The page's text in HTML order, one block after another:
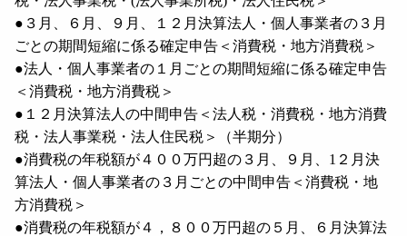
●３月、６月、９月、１２月決算法人・個人事業者の３月
ごとの期間短縮に係る確定申告＜消費税・地方消費税＞
●法人・個人事業者の１月ごとの期間短縮に係る確定申告
＜消費税・地方消費税＞
●１２月決算法人の中間申告＜法人税・消費税・地方消費
税・法人事業税・法人住民税＞（半期分）
●消費税の年税額が４００万円超の３月、９月、 1 ２月決
算法人・個人事業者の３月ごとの中間申告＜消費税・地
方消費税＞
●消費税の年税額が４，８００万円超の５月、６月決算法